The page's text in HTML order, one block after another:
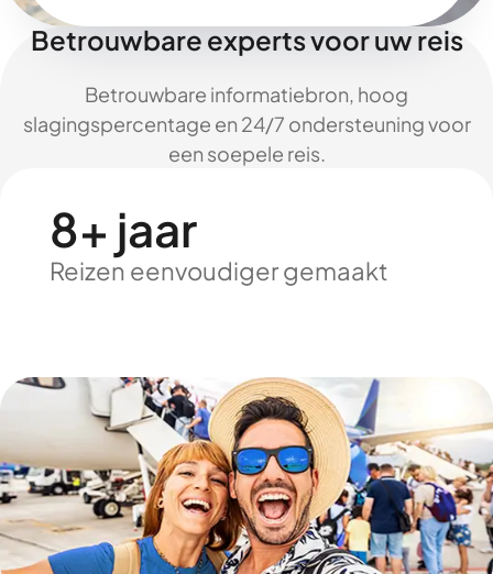
Betrouwbare experts voor uw reis
Betrouwbare informatiebron, hoog
slagingspercentage en 24/7 ondersteuning voor
een soepele reis.
8+ jaar
Reizen eenvoudiger gemaakt